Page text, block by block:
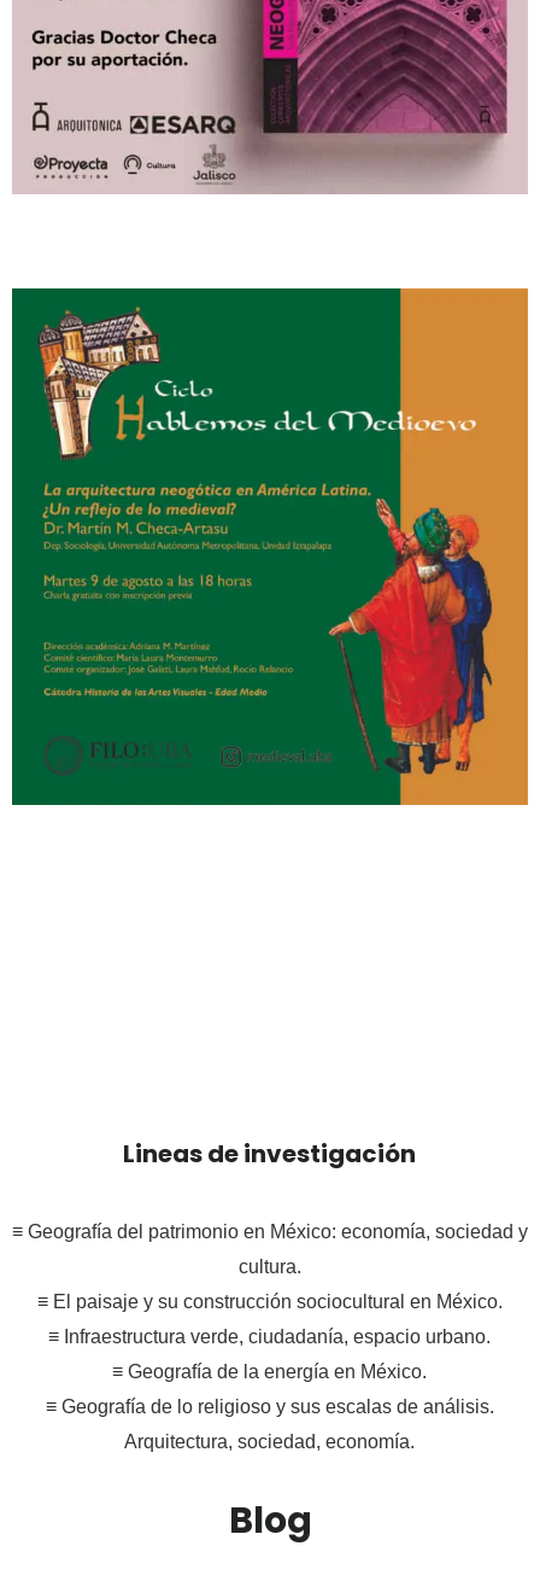
Lineas de investigación
≡ Geografía del patrimonio en México: economía, sociedad y
cultura.
≡ El paisaje y su construcción sociocultural en México.
≡ Infraestructura verde, ciudadanía, espacio urbano.
≡ Geografía de la energía en México.
≡ Geografía de lo religioso y sus escalas de análisis.
Arquitectura, sociedad, economía.
Blog